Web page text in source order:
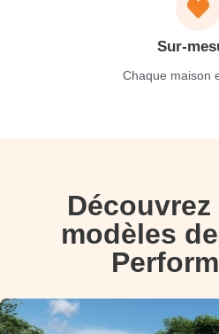
Sur-
Chaque maison
modèles